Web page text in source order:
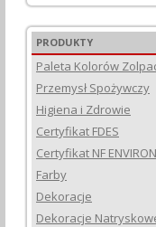
PRODUKTY
Paleta Kolorów
Przemysł Spożywczy
Higiena i Zdrowie
Certyfikat FDES
Certyfikat NF
Farby
Dekoracje
Dekoracje